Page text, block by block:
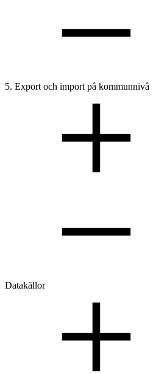
5. Export och import på kommunnivå
Datakällor